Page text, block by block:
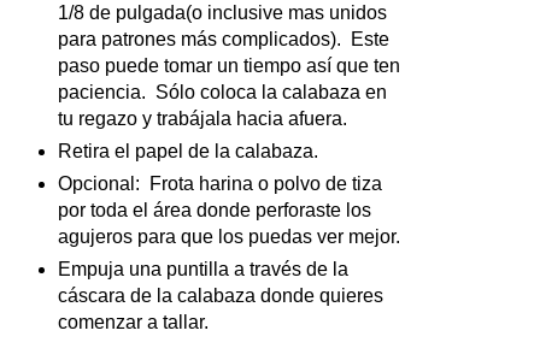
1/8 de pulgada(o inclusive mas unidos
para patrones más complicados). Este
paso puede tomar un tiempo así que ten
paciencia. Sólo coloca la calabaza en
tu regazo y trabájala hacia afuera.
Retira el papel de la calabaza.
Opcional: Frota harina o polvo de tiza
por toda el área donde perforaste los
agujeros para que los puedas ver mejor.
Empuja una puntilla a través de la
cáscara de la calabaza donde quieres
comenzar a tallar.